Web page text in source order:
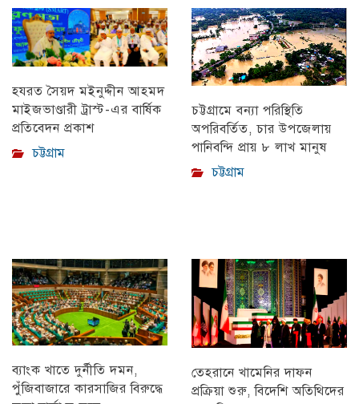
হযরত সৈয়দ মইনুদ্দীন আহমদ
মাইজভাণ্ডারী ট্রাস্ট-এর বার্ষিক
প্রতিবেদন প্রকাশ
চট্টগ্রাম
চট্টগ্রামে বন্যা পরিস্থিতি
অপরিবর্তিত, চার উপজেলায়
পানিবন্দি প্রায় ৮ লাখ মানুষ
চট্টগ্রাম
ব্যাংক খাতে দুর্নীতি দমন,
পুঁজিবাজারে কারসাজির বিরুদ্ধে
তেহরানে খামেনির দাফন
প্রক্রিয়া শুরু, বিদেশি অতিথিদের